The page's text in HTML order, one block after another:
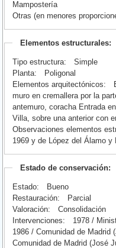
Mampostería
Otras (en menores
Elementos estructurales:
Tipo estructura:
Simple
Planta:
Poligonal
Elementos arquitectónicos:
muro en cremallera por la
antemuro, coracha Entrada
Villa, sobre una anterior con
Observaciones elementos
1969 y de López del Álamo y
Estado de conservación:
Estado:
Bueno
Restauración:
Parcial
Valoración:
Consolidación
Intervenciones:
1978 /
1986 / Comunidad de Madrid
Comunidad de Madrid (José